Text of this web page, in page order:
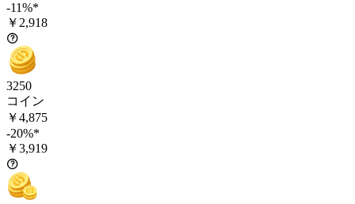
-11%*
￥2,918
3250
コイン
￥4,875
-20%*
￥3,919